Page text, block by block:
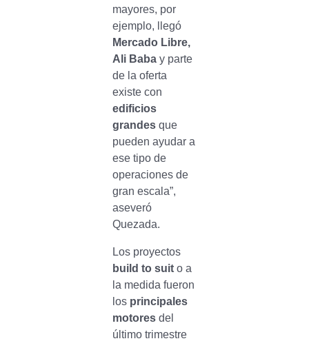
mayores, por
ejemplo, llegó
Mercado Libre,
Ali Babay parte
de la oferta
existe con
edificios
grandesque
pueden ayudar a
ese tipo de
operaciones de
gran escala”,
aseveró
Quezada.
Los proyectos
build to suito a
la medida fueron
los principales
motores del
último trimestre